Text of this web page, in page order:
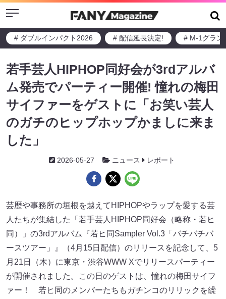
Menu
# ダブルインパクト2026 # 配信延長決定! # M-1グラン
若手芸人HIPHOP同好会が3rdアルバ
ム発売でパーティー開催! 憧れの梅田
サイファーをゲストに「お笑い芸人
のガチのヒップホップかましに来ま
した」
2026-05-27 ニュース レポート
芸歴や事務所の垣根を越えてHIPHOPやラップを愛する芸
人たちが集結した「若手芸人HIPHOP同好会（略称・若ヒ
同）」の3rdアルバム『若ヒ同Sampler Vol.3「バチバチバ
ースツアー」』（4月15日配信）のリリースを記念して、5
月21日（木）に東京・渋谷WWW Xでリリースパーティー
が開催されました。この日のゲストは、憧れの梅田サイフ
ァー！ 若ヒ同のメンバーたちもガチンコのリリックを繰